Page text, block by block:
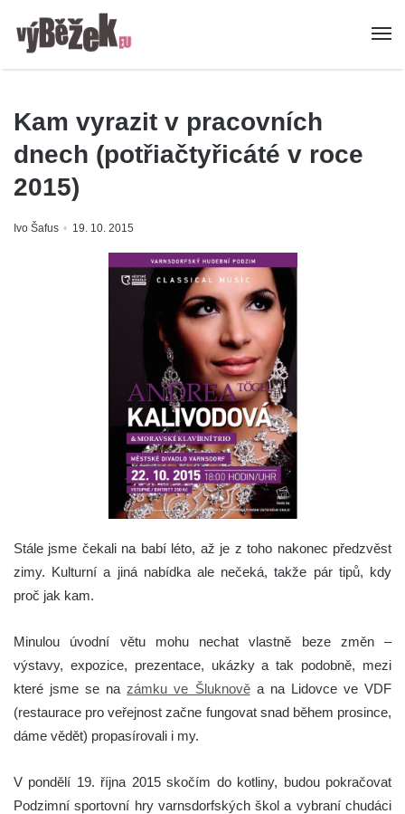
Kam vyrazit v pracovních
dnech (potřiačtyřicáté v roce
2015)
Ivo Šafus 19. 10. 2015
Stále jsme čekali na babí léto, až je z toho nakonec předzvěst
zimy. Kulturní a jiná nabídka ale nečeká, takže pár tipů, kdy
proč jak kam.
Minulou úvodní větu mohu nechat vlastně beze změn –
výstavy, expozice, prezentace, ukázky a tak podobně, mezi
které jsme se nazámku ve Šluknověa na Lidovce ve VDF
(restaurace pro veřejnost začne fungovat snad během prosince,
dáme vědět) propasírovali i my.
V pondělí 19. října 2015 skočím do kotliny, budou pokračovat
Podzimní sportovní hry varnsdorfských škol a vybraní chudáci